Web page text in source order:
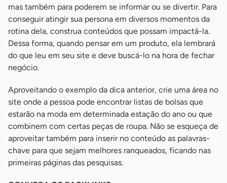
mas também para poderem se informar ou se divertir. Para
conseguir atingir sua persona em diversos momentos da
rotina dela, construa conteúdos que possam impactá-la.
Dessa forma, quando pensar em um produto, ela lembrará
do que leu em seu site e deve buscá-lo na hora de fechar
negócio.
Aproveitando o exemplo da dica anterior, crie uma área no
site onde a pessoa pode encontrar listas de bolsas que
estarão na moda em determinada estação do ano ou que
combinem com certas peças de roupa. Não se esqueça de
aproveitar também para inserir no conteúdo as palavras-
chave para que sejam melhores ranqueados, ficando nas
primeiras páginas das pesquisas.